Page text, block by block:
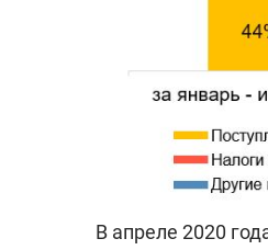
В апреле 2020